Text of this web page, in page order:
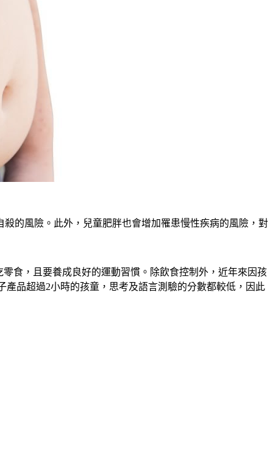
的風險。此外，兒童肥胖也會增加罹患慢性疾病的風險，對
食，且要養成良好的運動習慣。除飲食控制外，近年來因孩
品超過2小時的孩童，思考及語言測驗的分數都較低，因此